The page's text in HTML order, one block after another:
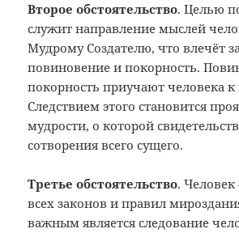
Второе обстоятельство. Целью
служит направление мыслей
Мудрому Создателю, что влечёт
повиновение и покорность.
покорность приучают человека к
Следствием этого становится
мудрости, о которой
сотворения всего сущего.
Третье обстоятельство.
всех законов и правил
важным является следование